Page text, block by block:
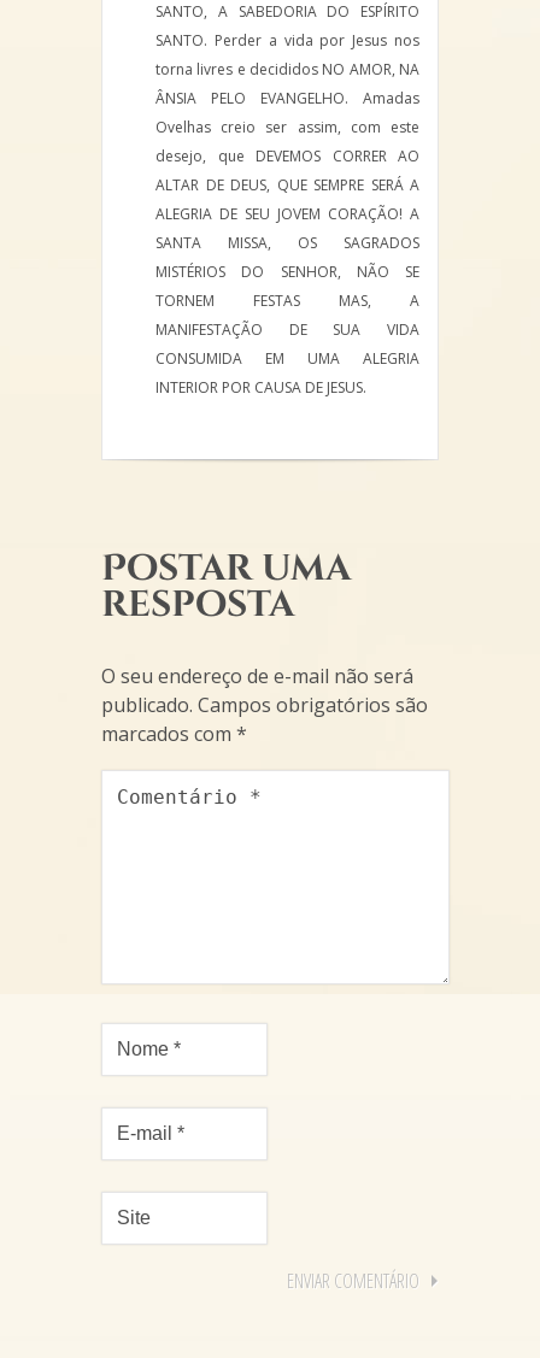
SANTO, A SABEDORIA DO ESPÍRITO
SANTO. Perder a vida por Jesus nos
torna livres e decididos NO AMOR, NA
ÂNSIA PELO EVANGELHO. Amadas
Ovelhas creio ser assim, com este
desejo, que DEVEMOS CORRER AO
ALTAR DE DEUS, QUE SEMPRE SERÁ A
ALEGRIA DE SEU JOVEM CORAÇÃO! A
SANTA MISSA, OS SAGRADOS
MISTÉRIOS DO SENHOR, NÃO SE
TORNEM FESTAS MAS, A
MANIFESTAÇÃO DE SUA VIDA
CONSUMIDA EM UMA ALEGRIA
INTERIOR POR CAUSA DE JESUS.
Postar uma
resposta
O seu endereço de e-mail não será
publicado. Campos obrigatórios são
marcados com *